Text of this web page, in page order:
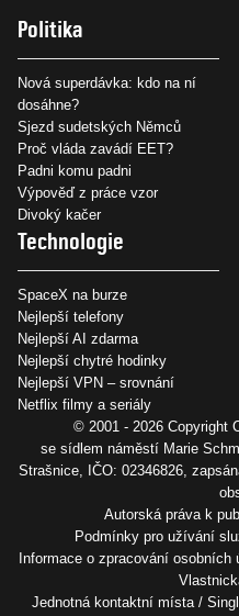
Politika
Nová superdávka: kdo na ní
dosáhne?
Sjezd sudetských Němců
Proč vláda zavádí EET?
Padni komu padni
Výpověď z práce vzor
Divoký kačer
Technologie
SpaceX na burze
Nejlepší telefony
Nejlepší AI zdarma
Nejlepší chytré hodinky
Nejlepší VPN – srovnání
Netflix filmy a seriály
© 2001 - 2026 Copyright
se sídlem náměstí Marie
Strašnice, IČO: 02346826,
Autorská práva k
Podmínky pro užívání
Informace o zpracování osobních
Jednotná kontaktní místa /